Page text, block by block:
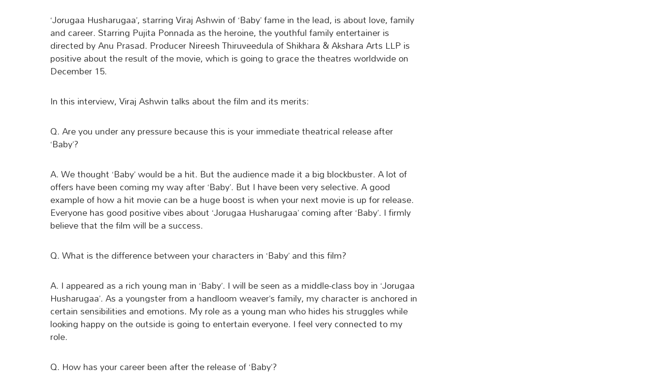
‘Jorugaa Husharugaa’, starring Viraj Ashwin of ‘Baby’ fame in the lead, is about love, family
and career. Starring Pujita Ponnada as the heroine, the youthful family entertainer is
directed by Anu Prasad. Producer Nireesh Thiruveedula of Shikhara & Akshara Arts LLP is
positive about the result of the movie, which is going to grace the theatres worldwide on
December 15.
In this interview, Viraj Ashwin talks about the film and its merits:
Q. Are you under any pressure because this is your immediate theatrical release after
‘Baby’?
A. We thought ‘Baby’ would be a hit. But the audience made it a big blockbuster. A lot of
offers have been coming my way after ‘Baby’. But I have been very selective. A good
example of how a hit movie can be a huge boost is when your next movie is up for release.
Everyone has good positive vibes about ‘Jorugaa Husharugaa’ coming after ‘Baby’. I firmly
believe that the film will be a success.
Q. What is the difference between your characters in ‘Baby’ and this film?
A. I appeared as a rich young man in ‘Baby’. I will be seen as a middle-class boy in ‘Jorugaa
Husharugaa’. As a youngster from a handloom weaver’s family, my character is anchored in
certain sensibilities and emotions. My role as a young man who hides his struggles while
looking happy on the outside is going to entertain everyone. I feel very connected to my
role.
Q. How has your career been after the release of ‘Baby’?